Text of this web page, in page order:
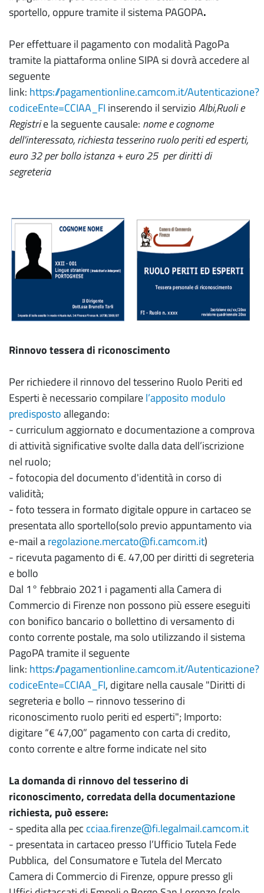
sportello, oppure tramite il sistema PAGOPA.
Per effettuare il pagamento con modalità PagoPa
tramite la piattaforma online SIPA si dovrà accedere al
seguente
link: https://pagamentionline.camcom.it/Autenticazione?
codiceEnte=CCIAA_FI inserendo il servizioAlbi,Ruoli e
Registrie la seguente causale: nome e cognome
dell'interessato, richiesta tesserino ruolo periti ed esperti,
euro 32 per bollo istanza + euro 25 per diritti di
segreteria
Rinnovo tessera di riconoscimento
Per richiedere il rinnovo del tesserino Ruolo Periti ed
Esperti è necessario compilarel’apposito modulo
predispostoallegando:
- curriculum aggiornato e documentazione a comprova
di attività significative svolte dalla data dell’iscrizione
nel ruolo;
- fotocopia del documento d'identità in corso di
validità;
- foto tessera in formato digitale oppure in cartaceo se
presentata allo sportello(solo previo appuntamento via
e-mail aregolazione.mercato@fi.camcom.it)
- ricevuta pagamento di €. 47,00 per diritti di segreteria
e bollo
Dal 1° febbraio 2021 i pagamenti alla Camera di
Commercio di Firenze non possono più essere eseguiti
con bonifico bancario o bollettino di versamento di
conto corrente postale, ma solo utilizzando il sistema
PagoPA tramite il seguente
link: https://pagamentionline.camcom.it/Autenticazione?
codiceEnte=CCIAA_FI, digitare nella causale "Diritti di
segreteria e bollo – rinnovo tesserino di
riconoscimento ruolo periti ed esperti"; Importo:
digitare “€ 47,00” pagamento con carta di credito,
conto corrente e altre forme indicate nel sito
La domanda di rinnovo del tesserino di
riconoscimento, corredata della documentazione
richiesta, può essere:
- spedita alla pec cciaa.firenze@fi.legalmail.camcom.it
- presentata in cartaceo presso l’Ufficio Tutela Fede
Pubblica, del Consumatore e Tutela del Mercato
Camera di Commercio di Firenze, oppure presso gli